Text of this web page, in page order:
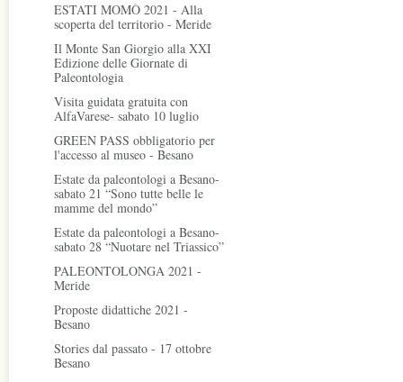
ESTATI MOMÒ 2021 - Alla
scoperta del territorio - Meride
Il Monte San Giorgio alla XXI
Edizione delle Giornate di
Paleontologia
Visita guidata gratuita con
AlfaVarese- sabato 10 luglio
GREEN PASS obbligatorio per
l'accesso al museo - Besano
Estate da paleontologi a Besano-
sabato 21 “Sono tutte belle le
mamme del mondo”
Estate da paleontologi a Besano-
sabato 28 “Nuotare nel Triassico”
PALEONTOLONGA 2021 -
Meride
Proposte didattiche 2021 -
Besano
Stories dal passato - 17 ottobre
Besano